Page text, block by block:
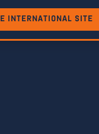
INTERNATIONAL SITE